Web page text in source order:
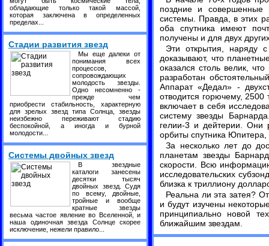
обладающие только такой массой,
которая заключена в определенных
пределах...
Стадии развития звезд
Мы еще далеки от
понимания всех
процессов,
сопровождающих
молодость звезды.
Одно несомненно -
прежде чем
приобрести стабильность, характерную
для зрелых звезд типа Солнца, звезды
неизбежно переживают стадию
беспокойной, а иногда и бурной
молодости...
Системы двойных звезд
В звездные
каталоги занесены
десятки тысяч
двойных звезд. Судя
по всему, двойные,
тройные и вообще
кратные звезды
весьма частое явление во Вселенной, и
наша одиночная звезда Солнце скорее
исключение, нежели правило...
поздние и совершенные
системы. Правда, в этих
оба спутника имеют
получены и для двух
Эти открытия, наряду
доказывают, что
оказался столь велик,
разработан
Аппарат «Дедал» -
отводится горючему, 2500
включает в себя
систему звезды
гелии-3 и дейтерии. Они
орбиты спутника Юпитера,
За несколько лет до
планетам звезды
скорости. Всю
исследовательских
близка к триллиону
Реальна ли эта затея?
и будут изучены
принципиально новой
ближайшим звездам.